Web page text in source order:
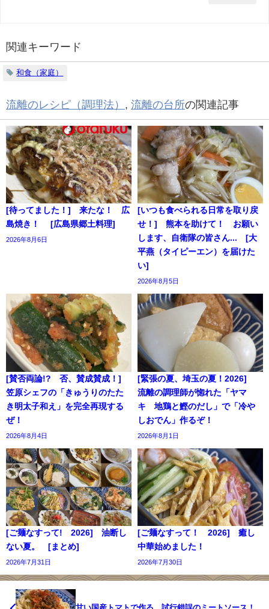
関連キーワード
和食（家庭）
流離のレシピ（調理法） , 流離の台所の関連記事
[待ってました！] 来たな！ 広
島焼き！ [広島県郷土料理]
2026年8月6日
[いつも食べられる日常を取り戻
せ！] 熊本を助けて！ お願い
します、自衛隊の皆さん... [大
平燕（タイピーエン）を届けた
い]
2026年8月5日
[賛否両論!? 否、賛成賛成！]
笠原シェフの「きゅうりのたた
き明太子和え」を完全再現する
ぜ！
2026年8月4日
[緊張の夏、埼玉の夏！2026]
流離の調理師が惚れた「ヤマ
キ 地鶏と鰹のだし」で「冷や
しおでん」作るぞ！
2026年8月1日
[ご麺なすって! 2026] 油断し
ない夏。 [まとめ]
2026年7月31日
[ご麺なすって！ 2026] 癒し
中華始めました！
2026年7月30日
甘い国産トマトで作る、試行錯誤のミートソース！